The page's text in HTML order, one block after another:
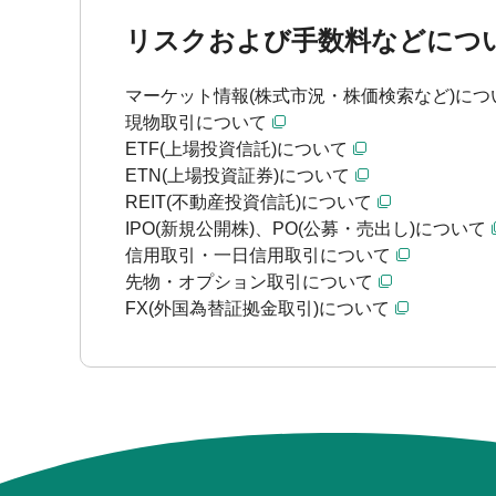
リスクおよび手数料などにつ
マーケット情報(株式市況・株価検索など)につ
現物取引について
ETF(上場投資信託)について
ETN(上場投資証券)について
REIT(不動産投資信託)について
IPO(新規公開株)、PO(公募・売出し)について
信用取引・一日信用取引について
先物・オプション取引について
FX(外国為替証拠金取引)について